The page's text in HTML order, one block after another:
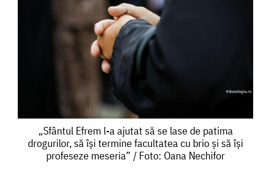
„Sfântul
Efrem
„Sfântul Efrem l-a ajutat să se lase de patima
drogurilor, să își termine facultatea cu brio și să își
profeseze meseria” / Foto: Oana Nechifor